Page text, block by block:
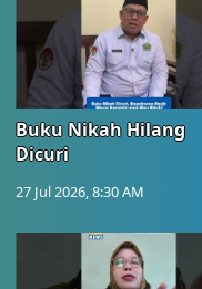
Buku Nikah Hilang
Dicuri
27 Jul 2026, 8:30 AM